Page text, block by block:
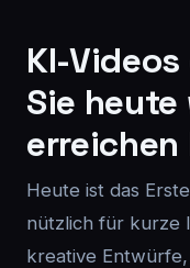
KI-
Sie
erreichen
Heute ist das
nützlich für kurze
kreative